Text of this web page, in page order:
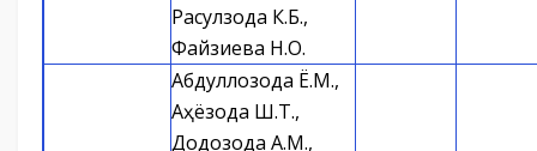
Расулзода К.Б.,
Файзиева Н.О.
Абдуллозода Ё.М.,
Аҳёзода Ш.Т.,
Додозода А.М.,